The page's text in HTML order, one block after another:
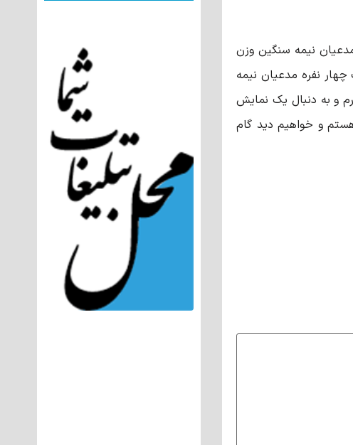
مدعیان نیمه سنگین وزن
چهار نفره مدعیان نیمه
و به دنبال یک نمایش
هستم و خواهیم دید گام